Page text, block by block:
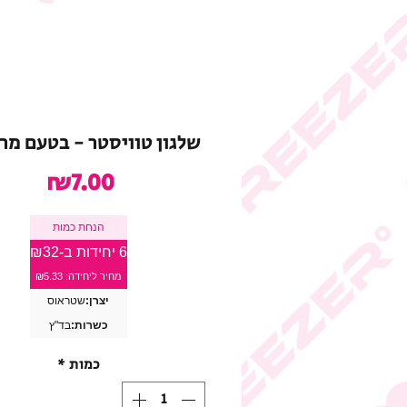
שלגון טוויסטר - בטעם
₪7.00
הנחת כמות
6 יחידות ב-₪32
מחיר ליחידה: ₪5.33
יצרן:שטראוס
כשרות:בד"ץ
כמות *